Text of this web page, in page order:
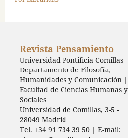
Revista Pensamiento
Universidad Pontificia Comillas
Departamento de Filosofía,
Humanidades y Comunicación |
Facultad de Ciencias Humanas y
Sociales
Universidad de Comillas, 3-5 -
28049 Madrid
Tel. +34 91 734 39 50 | E-mail: